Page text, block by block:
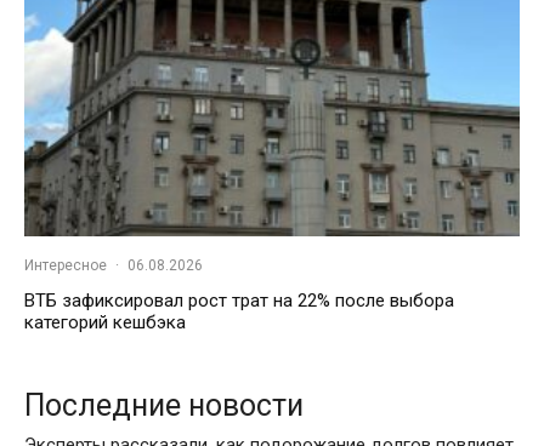
Интересное · 06.08.2026
ВТБ зафиксировал рост трат на 22% после выбора
категорий кешбэка
Последние новости